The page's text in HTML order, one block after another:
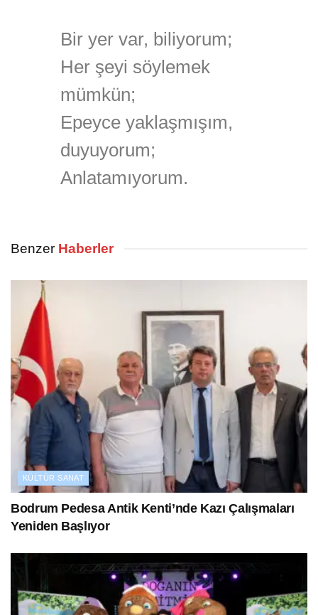
Bir yer var, biliyorum;
Her şeyi söylemek
mümkün;
Epeyce yaklaşmışım,
duyuyorum;
Anlatamıyorum.
Benzer Haberler
KÜLTÜR SANAT
Bodrum Pedesa Antik Kenti’nde Kazı Çalışmaları
Yeniden Başlıyor